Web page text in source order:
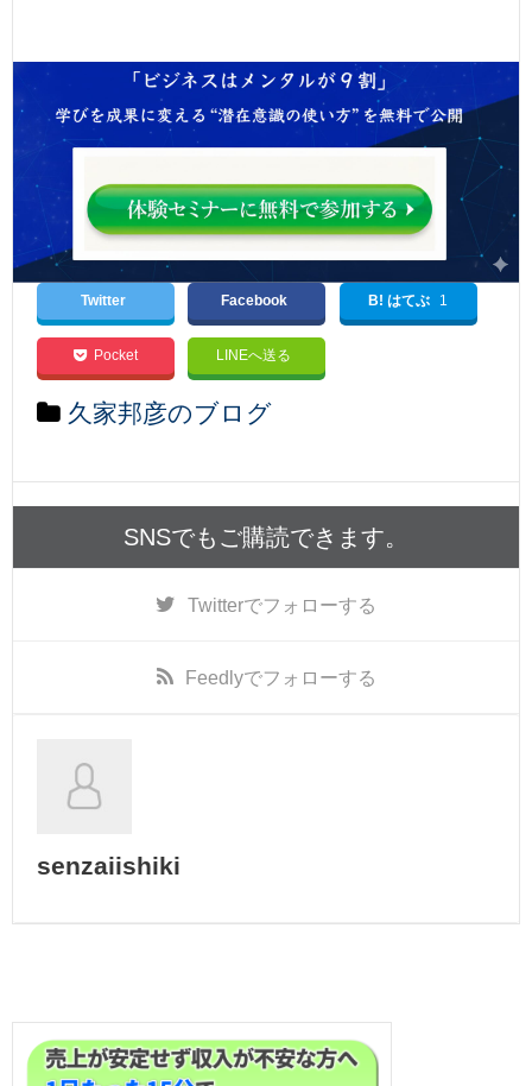
Twitter Facebook B! はてぶ 1
Pocket LINEへ送る
久家邦彦のブログ
SNSでもご購読できます。
Twitterでフォローする
Feedlyでフォローする
senzaiishiki